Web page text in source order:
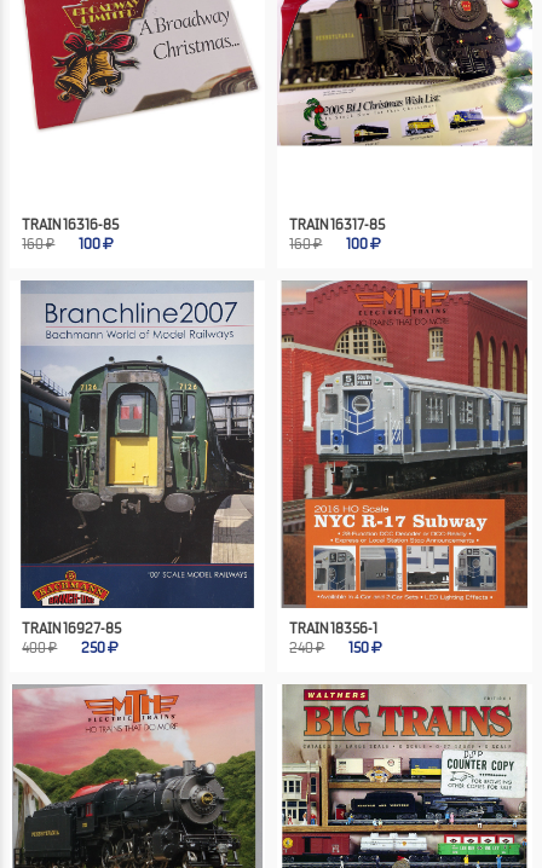
TRAIN 16316-85
160 ₽
100
TRAIN 16317-85
160 ₽
100
TRAIN 16927-85
400 ₽
250
TRAIN 18356-1
240 ₽
150